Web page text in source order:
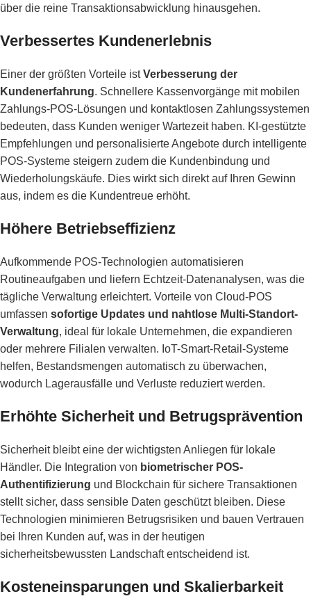
über die reine Transaktionsabwicklung hinausgehen.
Verbessertes Kundenerlebnis
Einer der größten Vorteile istVerbesserung der
Kundenerfahrung. Schnellere Kassenvorgänge mit mobilen
Zahlungs-POS-Lösungen und kontaktlosen Zahlungssystemen
bedeuten, dass Kunden weniger Wartezeit haben. KI-gestützte
Empfehlungen und personalisierte Angebote durch intelligente
POS-Systeme steigern zudem die Kundenbindung und
Wiederholungskäufe. Dies wirkt sich direkt auf Ihren Gewinn
aus, indem es die Kundentreue erhöht.
Höhere Betriebseffizienz
Aufkommende POS-Technologien automatisieren
Routineaufgaben und liefern Echtzeit-Datenanalysen, was die
tägliche Verwaltung erleichtert. Vorteile von Cloud-POS
umfassen sofortige Updates und nahtlose Multi-Standort-
Verwaltung, ideal für lokale Unternehmen, die expandieren
oder mehrere Filialen verwalten. IoT-Smart-Retail-Systeme
helfen, Bestandsmengen automatisch zu überwachen,
wodurch Lagerausfälle und Verluste reduziert werden.
Erhöhte Sicherheit und Betrugsprävention
Sicherheit bleibt eine der wichtigsten Anliegen für lokale
Händler. Die Integration von biometrischer POS-
Authentifizierung und Blockchain für sichere Transaktionen
stellt sicher, dass sensible Daten geschützt bleiben. Diese
Technologien minimieren Betrugsrisiken und bauen Vertrauen
bei Ihren Kunden auf, was in der heutigen
sicherheitsbewussten Landschaft entscheidend ist.
Kosteneinsparungen und Skalierbarkeit